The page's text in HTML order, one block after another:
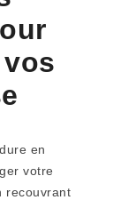
en
votre
recouvrant